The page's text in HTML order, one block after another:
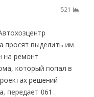
521
просят выделить им
на ремонт
который попал в
решений
передает 061.